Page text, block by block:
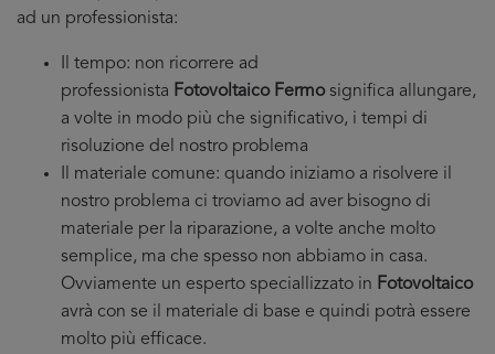
ad un professionista:
Il tempo: non ricorrere ad
professionista Fotovoltaico Fermosignifica allungare,
a volte in modo più che significativo, i tempi di
risoluzione del nostro problema
Il materiale comune: quando iniziamo a risolvere il
nostro problema ci troviamo ad aver bisogno di
materiale per la riparazione, a volte anche molto
semplice, ma che spesso non abbiamo in casa.
Ovviamente un esperto speciallizzato in Fotovoltaico
avrà con se il materiale di base e quindi potrà essere
molto più efficace.